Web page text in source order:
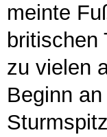
meinte
britischen
zu vielen
Beginn